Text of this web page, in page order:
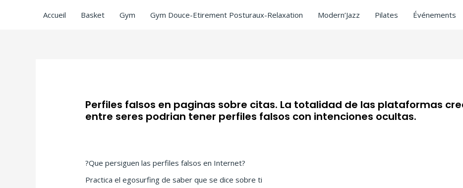
Accueil Basket Gym Gym Douce-Etirement Posturaux-Relaxation Modern’Jazz Pilates Événements
Perfiles falsos en paginas sobre citas. La totalidad de las plataformas
entre seres podri­an tener perfiles falsos con intenciones ocultas.
?Que persiguen las perfiles falsos en Internet?
Practica el egosurfing de saber que se dice sobre ti